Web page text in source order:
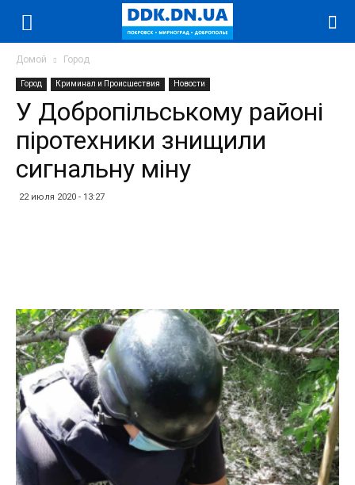
Домой Город
Город Криминал и Происшествия Новости
У Добропільському районі
піротехники знищили
сигнальну міну
22 июля 2020 - 13:27